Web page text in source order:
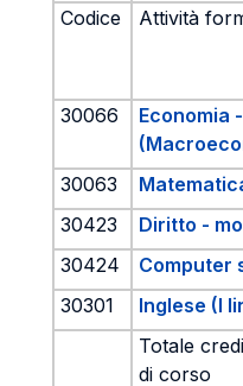
Codice
Attività
30066
Economia
30063
30423
Diritto -
30424
Computer
30301
Inglese (I
Totale
di corso